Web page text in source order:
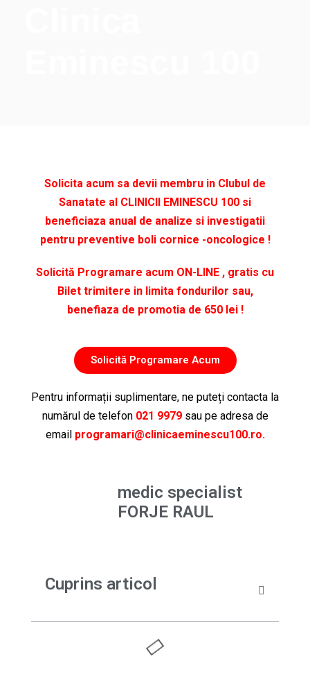
Solicita acum sa devii membru in Clubul de
Sanatate al CLINICII EMINESCU 100 si
beneficiaza anual de analize si investigatii
pentru preventive boli cornice -oncologice !
Solicită Programare acum ON-LINE , gratis cu
Bilet trimitere in limita fondurilor sau,
benefiaza de promotia de 650 lei !
Solicită Programare Acum
Pentru informații suplimentare, ne puteți contacta la
numărul de telefon 021 9979sau pe adresa de
email programari@clinicaeminescu100.ro.
medic specialist
FORJE RAUL
Cuprins articol